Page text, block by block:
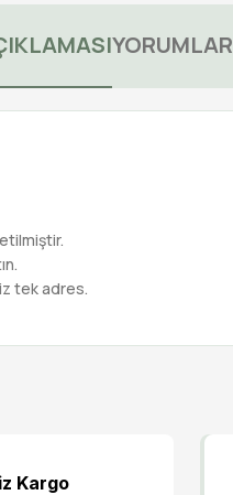
YORUMLAR
tek adres.
Kargo